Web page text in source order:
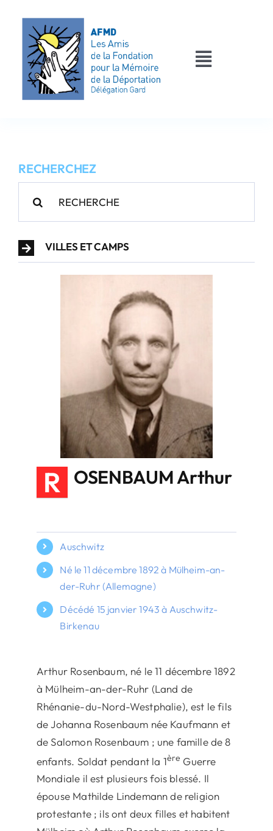
contenu
Toggle
AFMD 30
Les victimes
RECHERCHEZ
VILLES ET CAMPS
R OSENBAUM Arthur
Auschwitz
Né le 11 décembre 1892 à Mülheim-an-
der-Ruhr (Allemagne)
Décédé 15 janvier 1943 à Auschwitz-
Birkenau
Arthur Rosenbaum, né le 11 décembre 1892
à Mülheim-an-der-Ruhr (Land de
Rhénanie-du-Nord-Westphalie), est le fils
de Johanna Rosenbaum née Kaufmann et
de Salomon Rosenbaum ; une famille de 8
enfants. Soldat pendant la 1ère Guerre
Mondiale il est plusieurs fois blessé. Il
épouse Mathilde Lindemann de religion
protestante ; ils ont deux filles et habitent